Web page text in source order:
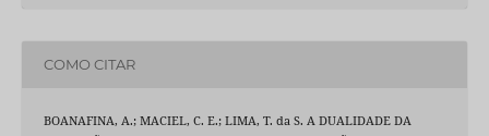
COMO CITAR
BOANAFINA, A.; MACIEL, C. E.; LIMA, T. da S. A DUALIDADE DA